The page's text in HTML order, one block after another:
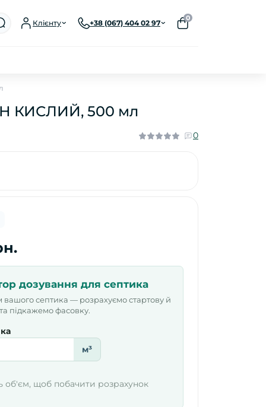
Клієнту +38 (067) 404 02 97
0
КИСЛИЙ, 500 мл
0
дозування для септика
вашого септика — розрахуємо стартову й
підкажемо фасовку.
м³
об'єм, щоб побачити розрахунок